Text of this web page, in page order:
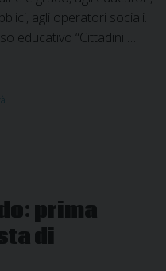
agli operatori sociali.
educativo “Cittadini …
prima
di